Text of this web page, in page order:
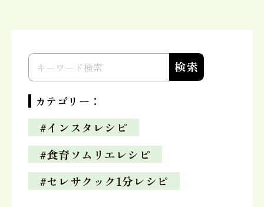
カテゴリー：
#インスタレシピ
#食育ソムリエレシピ
#セレサクック1分レシピ